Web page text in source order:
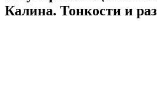
Калина. Тонкости и